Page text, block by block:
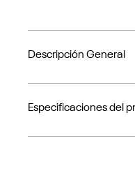
Descripción General
Especificaciones del